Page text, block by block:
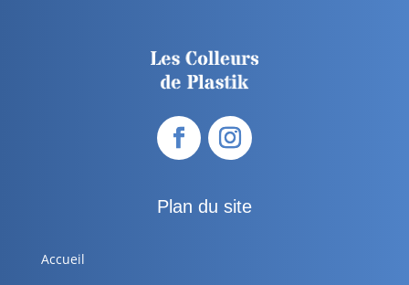
Plan du site
Accueil